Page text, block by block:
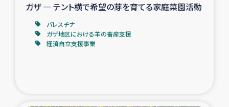
ガザ ― テント横で希望の芽を育てる家庭菜園活動
パレスチナ
ガザ地区における羊の畜産支援
経済自立支援事業